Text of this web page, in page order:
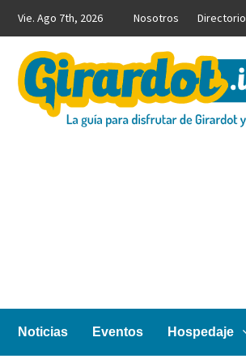
contenido
Vie. Ago 7th, 2026 Nosotros Directorio
Noticias Eventos Hospedaje